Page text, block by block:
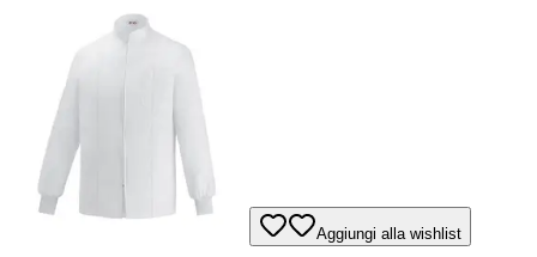
Aggiungi alla wishlist